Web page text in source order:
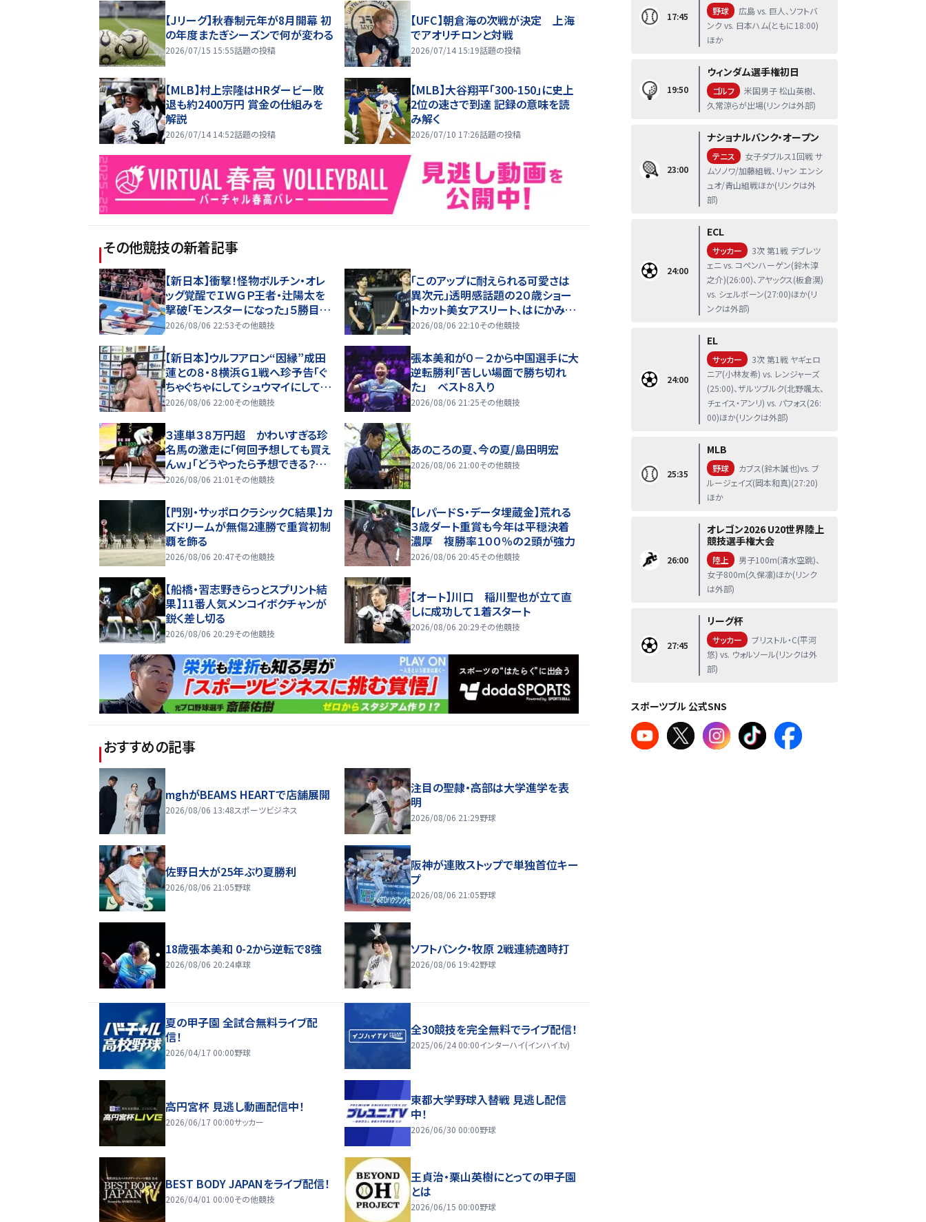
【Jリーグ】秋春制元年が8月開幕 初
の年度またぎシーズンで何が変わる
2026/07/15 15:55話題の投稿
【UFC】朝倉海の次戦が決定 上海
でアオリチロンと対戦
2026/07/14 15:19話題の投稿
【MLB】村上宗隆はHRダービー敗
退も約2400万円 賞金の仕組みを
解説
2026/07/14 14:52話題の投稿
【MLB】大谷翔平「300-150」に史上
2位の速さで到達 記録の意味を読
み解く
2026/07/10 17:26話題の投稿
その他競技の新着記事
【新日本】衝撃！怪物ボルチン・オレ
ッグ覚醒でＩＷＧＰ王者・辻陽太を
撃破「モンスターになった」５勝目で
「Ｇ１」Ａブロック首位タイ
2026/08/06 22:53その他競技
「このアップに耐えられる可愛さは
異次元」透明感話題の２０歳ショー
トカット美女アスリート、はにかみど
アップ姿にネット衝撃「これやばい
2026/08/06 22:10その他競技
【新日本】ウルフアロン“因縁”成田
蓮との８・８横浜Ｇ１戦へ珍予告「ぐ
ちゃぐちゃにしてシュウマイにしてや
るよ」前哨戦は極悪連携に苦杯
2026/08/06 22:00その他競技
張本美和が０－２から中国選手に大
逆転勝利「苦しい場面で勝ち切れ
た」 ベスト８入り
2026/08/06 21:25その他競技
３連単３８万円超 かわいすぎる珍
名馬の激走に「何回予想しても買え
んｗ」「どうやったら予想できる？？」
船橋のメンコイボクチャン
2026/08/06 21:01 その他競技
あのころの夏、今の夏/島田明宏
2026/08/06 21:00その他競技
【門別・サッポロクラシックC結果】カ
ズドリームが無傷2連勝で重賞初制
覇を飾る
2026/08/06 20:47その他競技
【レパードＳ・データ埋蔵金】荒れる
３歳ダート重賞も今年は平穏決着
濃厚 複勝率１００％の２頭が強力
2026/08/06 20:45その他競技
【船橋・習志野きらっとスプリント結
果】11番人気メンコイボクチャンが
鋭く差し切る
2026/08/06 20:29その他競技
【オート】川口 稲川聖也が立て直
しに成功して１着スタート
2026/08/06 20:29その他競技
おすすめの記事
mghがBEAMS HEARTで店舗展開
2026/08/06 13:48スポーツビジネス
注目の聖隷・高部は大学進学を表
明
2026/08/06 21:29野球
佐野日大が25年ぶり夏勝利
2026/08/06 21:05野球
阪神が連敗ストップで単独首位キー
プ
2026/08/06 21:05野球
18歳張本美和 0-2から逆転で8強
2026/08/06 20:24卓球
ソフトバンク・牧原 2戦連続適時打
2026/08/06 19:42野球
夏の甲子園 全試合無料ライブ配
信！
2026/04/17 00:00野球
全30競技を完全無料でライブ配信！
2025/06/24 00:00インターハイ(インハイ.tv)
高円宮杯 見逃し動画配信中！
2026/06/17 00:00サッカー
東都大学野球入替戦 見逃し配信
中！
2026/06/30 00:00野球
BEST BODY JAPANをライブ配信！
2026/04/01 00:00その他競技
王貞治・栗山英樹にとっての甲子園
とは
2026/06/15 00:00野球
17:45 野球
広島 vs. 巨人、ソフトバ
ンク vs. 日本ハム(ともに18:00)
ほか
19:50
ウィンダム選手権初日
ゴルフ
米国男子 松山英樹、
久常涼らが出場(リンクは外部)
23:00
ナショナルバンク・オープン
テニス
女子ダブルス1回戦 サ
ムソノワ/加藤組戦、リャン エンシ
ュオ/青山組戦ほか(リンクは外
部)
24:00
ECL
サッカー
3次 第1戦 デブレツ
ェニ vs. コペンハーゲン(鈴木淳
之介)(26:00)、アヤックス(板倉滉)
vs. シェルボーン(27:00)ほか(リ
ンクは外部)
24:00
EL
サッカー
3次 第1戦 ヤギェロ
ニア(小林友希) vs. レンジャーズ
(25:00)、ザルツブルク(北野颯太、
チェイス・アンリ) vs. パフォス(26:
00)ほか(リンクは外部)
25:35
MLB
野球
カブス(鈴木誠也)vs. ブ
ルージェイズ(岡本和真)(27:20)
ほか
26:00
オレゴン2026 U20世界陸上
競技選手権大会
陸上
男子100m(清水空跳)、
女子800m(久保凛)ほか(リンク
は外部)
27:45
リーグ杯
サッカー
ブリストル・C(平河
悠) vs. ウォルソール(リンクは外
部)
スポーツブル 公式SNS